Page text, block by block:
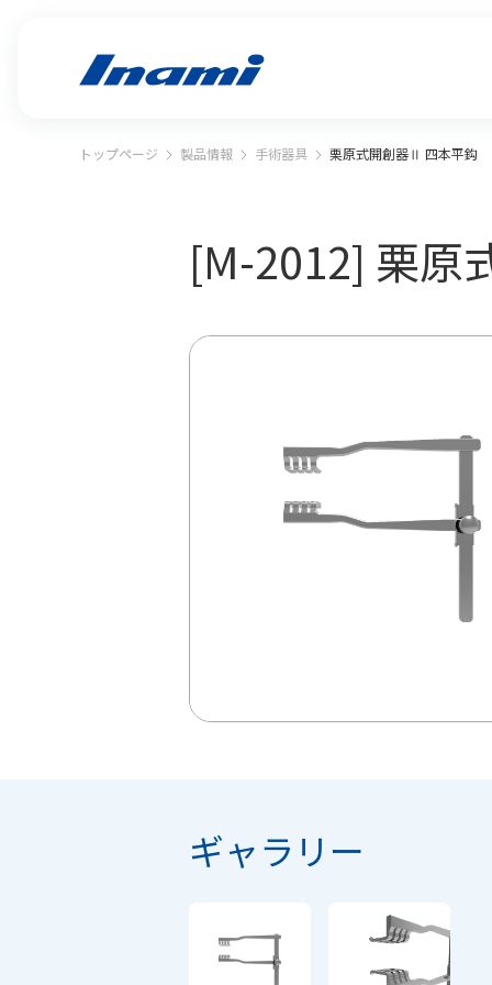
トップページ 製品情報 手術器具 栗原式開創器Ⅱ 四本平鈎
[M-2012] 栗原
ギャラリー